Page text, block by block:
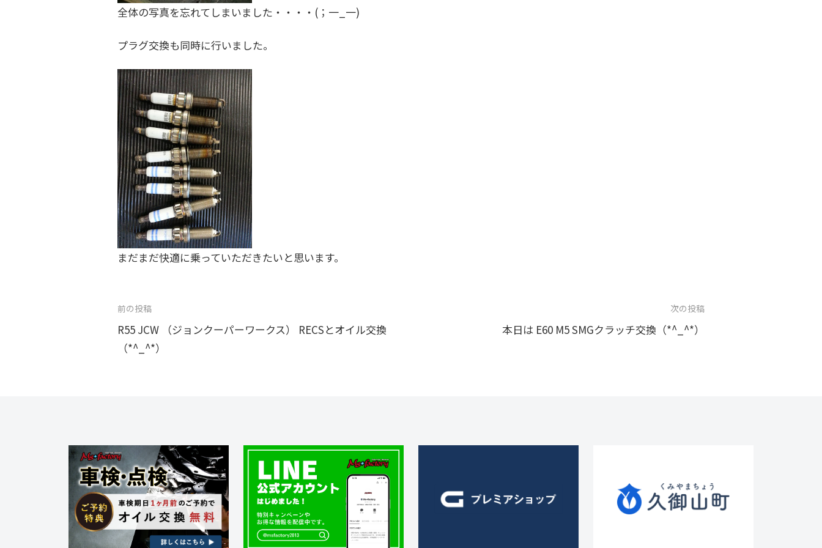
全体の写真を忘れてしまいました・・・・(；一_一)
プラグ交換も同時に行いました。
まだまだ快適に乗っていただきたいと思います。
投
稿
ナ
ョ
ン
前の投稿
R55 JCW （ジョンクーパーワークス） RECSとオイル交換
（*^_^*）
次の投稿
本日は E60 M5 SMGクラッチ交換（*^_^*）